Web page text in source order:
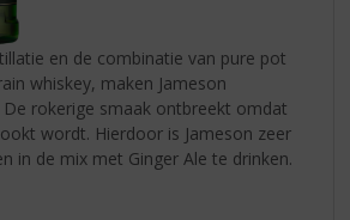
en de combinatie van pure pot
whiskey, maken Jameson
rokerige smaak ontbreekt omdat
wordt. Hierdoor is Jameson zeer
in de mix met Ginger Ale te drinken.